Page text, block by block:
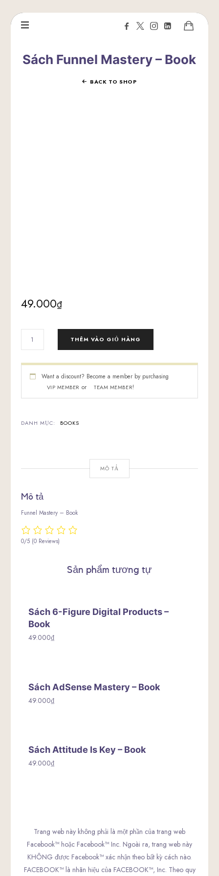
Sách Funnel Mastery – Book
BACK TO SHOP
49.000₫
FUNNEL
-
BOOK
THÊM VÀO GIỎ HÀNG
Want a discount? Become a member by purchasing
VIP MEMBER or TEAM MEMBER!
DANH MỤC: BOOKS
MÔ TẢ
Mô tả
Funnel Mastery – Book
0/5 (0 Reviews)
Sản phẩm tương tự
Sách 6-Figure Digital Products –
Book
49.000₫
Sách AdSense Mastery – Book
49.000₫
Sách Attitude Is Key – Book
49.000₫
Trang web này không phải là một phần của trang web
Facebook™ hoặc Facebook™ Inc. Ngoài ra, trang web này
KHÔNG được Facebook™ xác nhận theo bất kỳ cách nào.
FACEBOOK™ là nhãn hiệu của FACEBOOK™, Inc. Theo quy